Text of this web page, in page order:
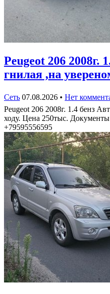
Peugeot 206 2008г.
гнилая ,на
Сеть 07.08.2026 • Нет
Peugeot 206 2008г. 1.4 бенз
ходу. Цена 250тыс.
+79595556595